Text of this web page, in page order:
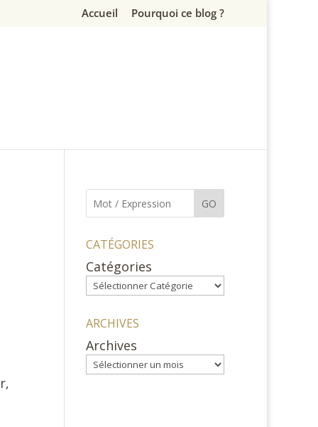
Accueil Pourquoi ce blog ?
GO
CATÉGORIES
Catégories
ARCHIVES
Archives